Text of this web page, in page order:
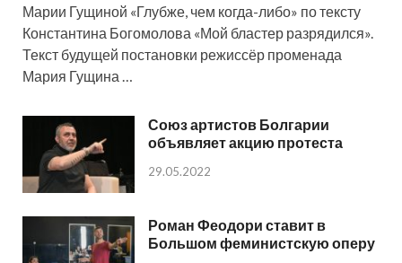
Марии Гущиной «Глубже, чем когда-либо» по тексту
Константина Богомолова «Мой бластер разрядился».
Текст будущей постановки режиссёр променада
Мария Гущина …
Союз артистов Болгарии
объявляет акцию протеста
29.05.2022
Роман Феодори ставит в
Большом феминистскую оперу